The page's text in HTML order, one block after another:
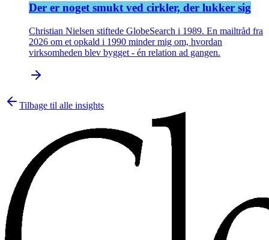
Der er noget smukt ved cirkler, der lukker sig
Christian Nielsen stiftede GlobeSearch i 1989. En mailtråd fra
2026 om et opkald i 1990 minder mig om, hvordan
virksomheden blev bygget - én relation ad gangen.
Tilbage til alle insights